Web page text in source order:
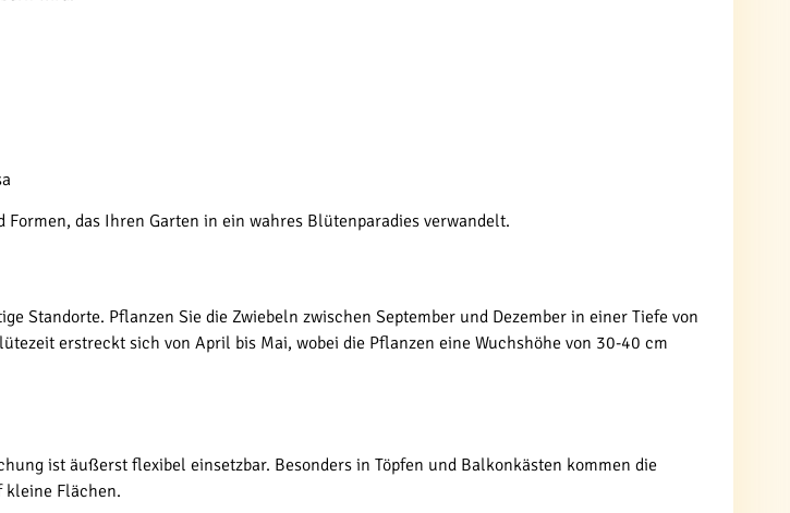
das Ihren Garten in ein wahres Blütenparadies verwandelt.
Standorte. Pflanzen Sie die Zwiebeln zwischen September und Dezember in einer Tiefe von
erstreckt sich von April bis Mai, wobei die Pflanzen eine Wuchshöhe von 30-40 cm
ist äußerst flexibel einsetzbar. Besonders in Töpfen und Balkonkästen kommen die
kleine Flächen.